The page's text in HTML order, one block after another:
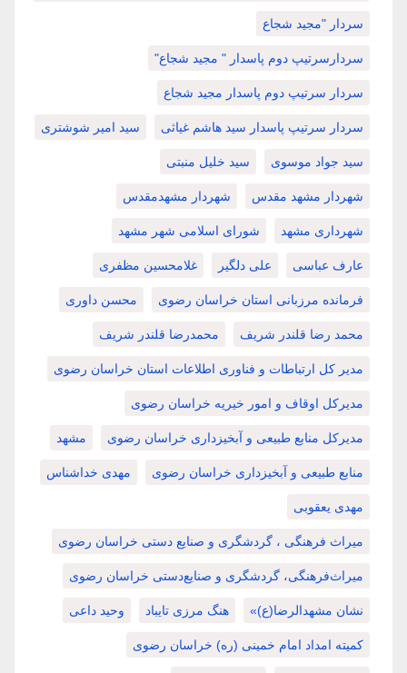
سردار "مجید شجاع
سردارسرتیپ دوم پاسدار " مجید شجاع"
سردار سرتیپ دوم پاسدار مجید شجاع
سردار سرتیپ پاسدار سید هاشم غیاثی سید امیر شوشتری
سید جواد موسوی سید خلیل منبتی
شهردار مشهد مقدس شهردار مشهدمقدس
شهرداری مشهد شورای اسلامی شهر مشهد
عارف عباسی علی دلگیر غلامحسین مظفری
فرمانده مرزبانی استان خراسان رضوی محسن داوری
محمد رضا قلندر شریف محمدرضا قلندر شریف
مدیر کل ارتباطات و فناوری اطلاعات استان خراسان رضوی
مدیرکل اوقاف و امور خیریه خراسان رضوی
مدیرکل منابع طبیعی و آبخیزداری خراسان رضوی مشهد
منابع طبیعی و آبخیزداری خراسان رضوی مهدی خداشناس
مهدی یعقوبی
میراث فرهنگی ، گردشگری و صنایع دستی خراسان رضوی
میراث‌فرهنگی، گردشگری و صنایع‌دستی خراسان رضوی
نشان مشهدالرضا(ع)» هنگ مرزی تایباد وحید داعی
کمیته امداد امام خمینی (ره) خراسان رضوی